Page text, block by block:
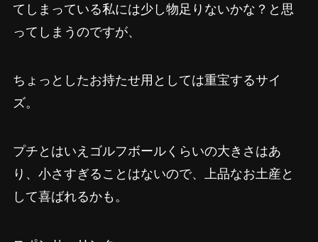
てしまっている私には少し物足りないかな？と思
ってしまうのですが、
ちょっとしたお持たせ用としては重宝するサイ
ズ。
プチとはいえゴルフボールくらいの大きさはあ
り、小さすぎることはないので、上品なお土産と
して喜ばれるかも。